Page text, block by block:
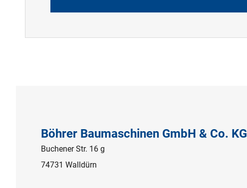
Böhrer Baumaschinen GmbH & Co. KG
Buchener Str. 16 g
74731 Walldürn